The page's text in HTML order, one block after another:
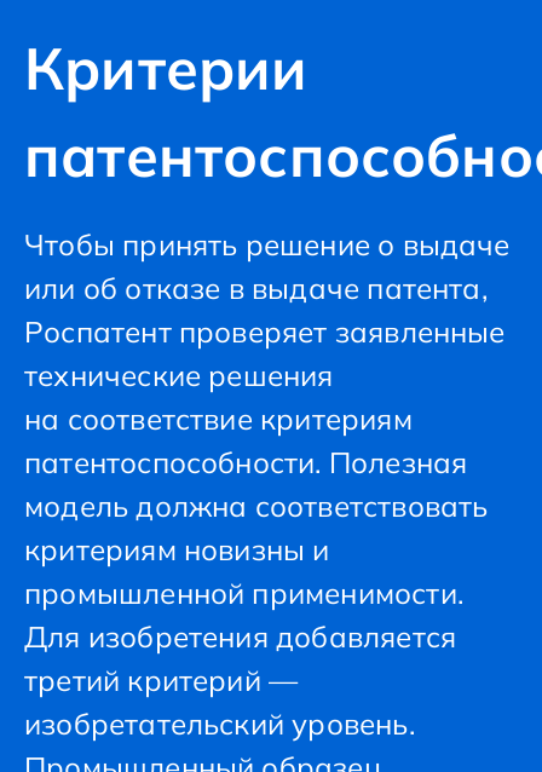
Критерии
Чтобы принять решение о выдаче
или об отказе в выдаче патента,
Роспатент проверяет заявленные
технические решения
на соответствие критериям
патентоспособности. Полезная
модель должна соответствовать
критериям новизны и
промышленной применимости.
Для изобретения добавляется
третий критерий —
изобретательский уровень.